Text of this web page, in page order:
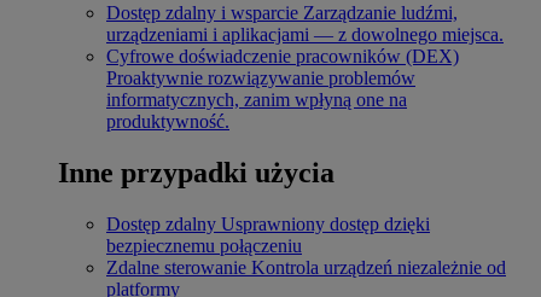
Dostęp zdalny i wsparcie Zarządzanie ludźmi,
urządzeniami i aplikacjami — z dowolnego miejsca.
Cyfrowe doświadczenie pracowników (DEX)
Proaktywnie rozwiązywanie problemów
informatycznych, zanim wpłyną one na
produktywność.
Inne przypadki użycia
Dostęp zdalny Usprawniony dostęp dzięki
bezpiecznemu połączeniu
Zdalne sterowanie Kontrola urządzeń niezależnie od
platformy